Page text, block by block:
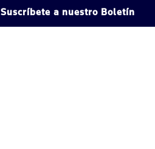
Suscríbete a nuestro Boletín